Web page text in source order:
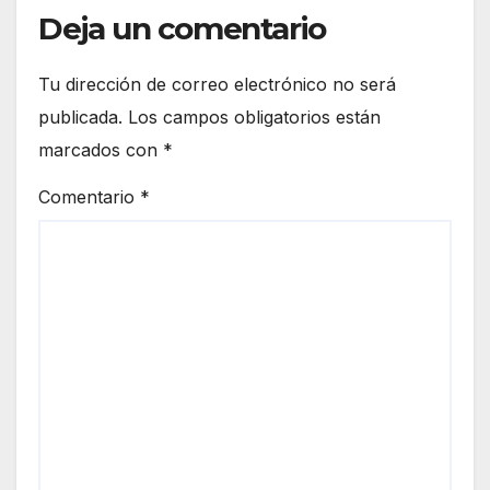
Deja un comentario
Tu dirección de correo electrónico no será
publicada. Los campos obligatorios están
marcados con *
Comentario *